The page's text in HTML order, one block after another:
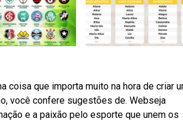
coisa que importa muito na hora de criar
você confere sugestões de. Webseja
e a paixão pelo esporte que unem os